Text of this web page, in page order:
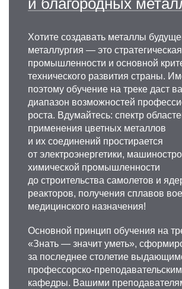
churyumov@misis.ru
Игорь Станиславович
Головин
Д.ф.-м.н., профессор кафедры
металловедения цветных
Научные интересы: неупругость,
спектроскопия, физика,
и Зенера.
+7 495 955-01-34
i.golovin@misis.ru
Хотите создавать металлы
металлургия — это
промышленности и основной
технического развития страны.
поэтому обучение на треке даст
диапазон возможностей
роста. Вдумайтесь: спектр
применения цветных металлов
и их соединений простирается
от электроэнергетики,
химической промышленности
до строительства самолетов и
реакторов, получения сплавов
медицинского назначения!
Основной принцип обучения на
«Знать — значит уметь»,
за последнее столетие
профессорско-
кафедры. Вашими